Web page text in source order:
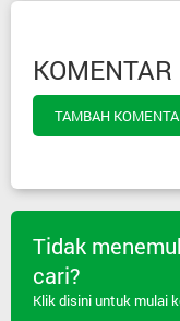
KOMENTAR
TAMBAH
Tidak
cari?
Klik disini untuk mulai